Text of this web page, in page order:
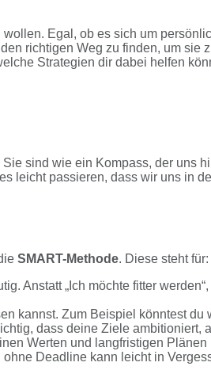
Egal, ob es sich um
richtigen Weg zu finden, um sie
Strategien dir dabei helfen
sind wie ein Kompass, der uns
leicht passieren, dass wir uns in
SMART-Methode. Diese steht für:
Anstatt „Ich möchte fitter
kannst. Zum Beispiel könntest
dass deine Ziele ambitioniert,
Werten und langfristigen Plänen
Deadline kann leicht in